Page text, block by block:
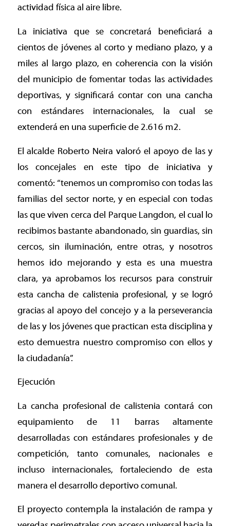
actividad física al aire libre.
La iniciativa que se concretará beneficiará a
cientos de jóvenes al corto y mediano plazo, y a
miles al largo plazo, en coherencia con la visión
del municipio de fomentar todas las actividades
deportivas, y significará contar con una cancha
con estándares internacionales, la cual se
extenderá en una superficie de 2.616 m2.
El alcalde Roberto Neira valoró el apoyo de las y
los concejales en este tipo de iniciativa y
comentó: “tenemos un compromiso con todas las
familias del sector norte, y en especial con todas
las que viven cerca del Parque Langdon, el cual lo
recibimos bastante abandonado, sin guardias, sin
cercos, sin iluminación, entre otras, y nosotros
hemos ido mejorando y esta es una muestra
clara, ya aprobamos los recursos para construir
esta cancha de calistenia profesional, y se logró
gracias al apoyo del concejo y a la perseverancia
de las y los jóvenes que practican esta disciplina y
esto demuestra nuestro compromiso con ellos y
la ciudadanía”.
Ejecución
La cancha profesional de calistenia contará con
equipamiento de 11 barras altamente
desarrolladas con estándares profesionales y de
competición, tanto comunales, nacionales e
incluso internacionales, fortaleciendo de esta
manera el desarrollo deportivo comunal.
El proyecto contempla la instalación de rampa y